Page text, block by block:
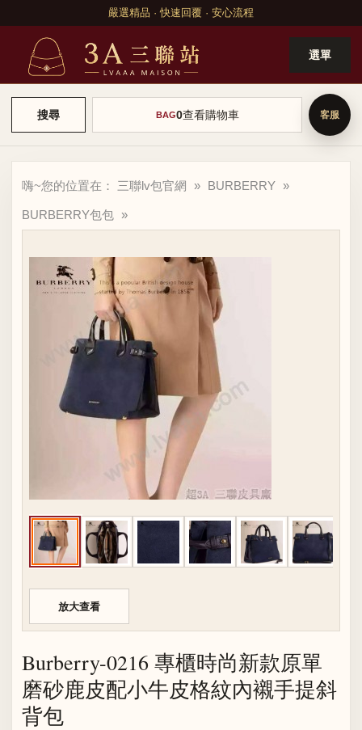
嚴選精品 · 快速回覆 · 安心流程
選單
搜尋 BAG0查看購物車
嗨~您的位置在： 三聯lv包官網 » BURBERRY »
BURBERRY包包 »
放大查看
Burberry-0216 專櫃時尚新款原單
磨砂鹿皮配小牛皮格紋內襯手提斜
背包